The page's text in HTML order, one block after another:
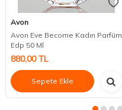
Avon
Avon Eve Become Kadın Parfüm
Edp 50 Ml
880,00TL
Sepete Ekle